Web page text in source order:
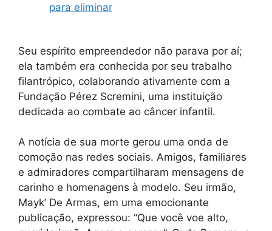
para eliminar
Seu espírito empreendedor não parava por aí;
ela também era conhecida por seu trabalho
filantrópico, colaborando ativamente com a
Fundação Pérez Scremini, uma instituição
dedicada ao combate ao câncer infantil.
A notícia de sua morte gerou uma onda de
comoção nas redes sociais. Amigos, familiares
e admiradores compartilharam mensagens de
carinho e homenagens à modelo. Seu irmão,
Mayk’ De Armas, em uma emocionante
publicação, expressou: “Que você voe alto,